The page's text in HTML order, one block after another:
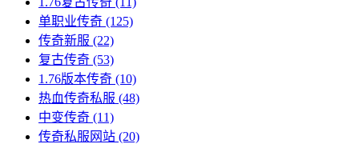
单职业传奇 (125)
传奇新服 (22)
复古传奇 (53)
1.76版本传奇 (10)
热血传奇私服 (48)
中变传奇 (11)
传奇私服网站 (20)